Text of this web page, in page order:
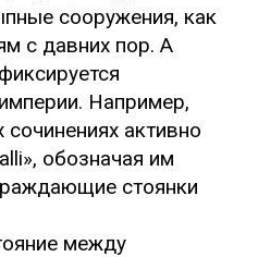
сооружения, как
с давних пор. А
Например,
активно
обозначая им
стоянки
между